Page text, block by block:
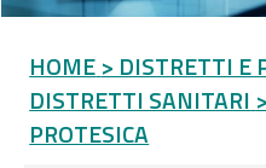
HOME > DISTRETTI E
DISTRETTI SANITARI
PROTESICA